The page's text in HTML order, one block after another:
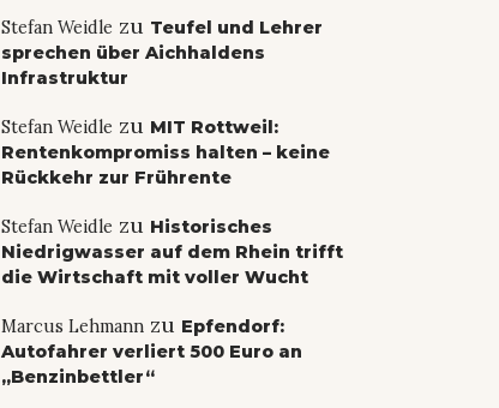
Stefan Weidle zu Teufel und Lehrer
sprechen über Aichhaldens
Infrastruktur
Stefan Weidle zu MIT Rottweil:
Rentenkompromiss halten – keine
Rückkehr zur Frührente
Stefan Weidle zu Historisches
Niedrigwasser auf dem Rhein trifft
die Wirtschaft mit voller Wucht
Marcus Lehmannzu Epfendorf:
Autofahrer verliert 500 Euro an
„Benzinbettler“